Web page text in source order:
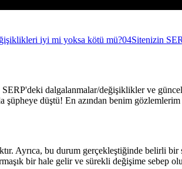
iyi mi yoksa kötü mü?04Sitenizin
SERP'deki dalgalanmalar/değişiklikler ve
şüpheye düştü! En azından benim
Ayrıca, bu durum gerçekleştiğinde belirli
bir hale gelir ve sürekli değişime sebep